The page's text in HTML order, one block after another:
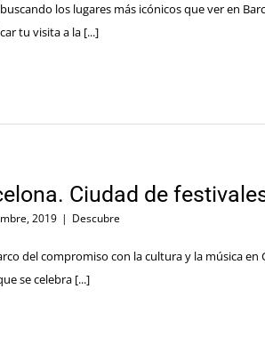
los lugares más icónicos que ver en
tu visita a la [...]
Ciudad de
2019 | Descubre
del compromiso con la cultura y la música
se celebra [...]